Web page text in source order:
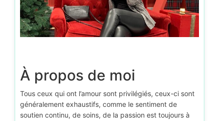
À propos de moi
Tous ceux qui ont l’amour sont privilégiés, ceux-ci sont
généralement exhaustifs, comme le sentiment de
soutien continu, de soins, de la passion est toujours à